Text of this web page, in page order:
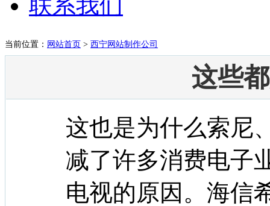
当前位置： 网站首页 > 西宁网站制作公司
这些
这也是为什么索尼
减了许多消费电子
电视的原因。海信